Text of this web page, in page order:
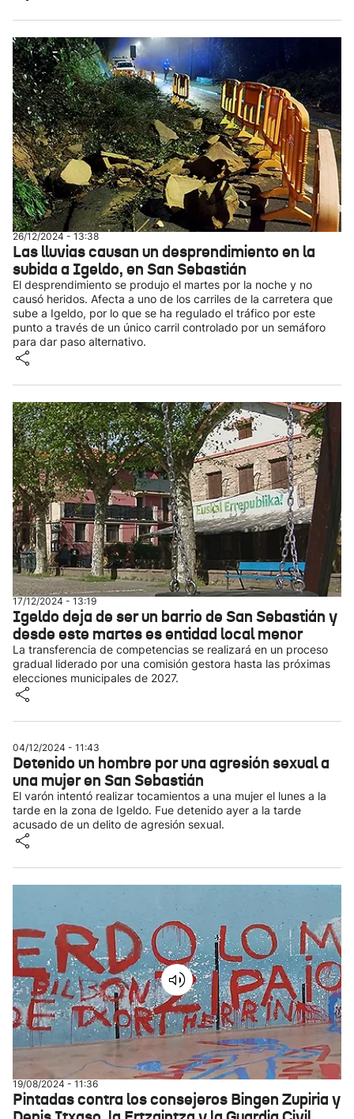
26/12/2024 - 13:38
Las lluvias causan un desprendimiento en la
subida a Igeldo, en San Sebastián
El desprendimiento se produjo el martes por la noche y no
causó heridos. Afecta a uno de los carriles de la carretera que
sube a Igeldo, por lo que se ha regulado el tráfico por este
punto a través de un único carril controlado por un semáforo
para dar paso alternativo.
17/12/2024 - 13:19
Igeldo deja de ser un barrio de San Sebastián y
desde este martes es entidad local menor
La transferencia de competencias se realizará en un proceso
gradual liderado por una comisión gestora hasta las próximas
elecciones municipales de 2027.
04/12/2024 - 11:43
Detenido un hombre por una agresión sexual a
una mujer en San Sebastián
El varón intentó realizar tocamientos a una mujer el lunes a la
tarde en la zona de Igeldo. Fue detenido ayer a la tarde
acusado de un delito de agresión sexual.
19/08/2024 - 11:36
Pintadas contra los consejeros Bingen Zupiria y